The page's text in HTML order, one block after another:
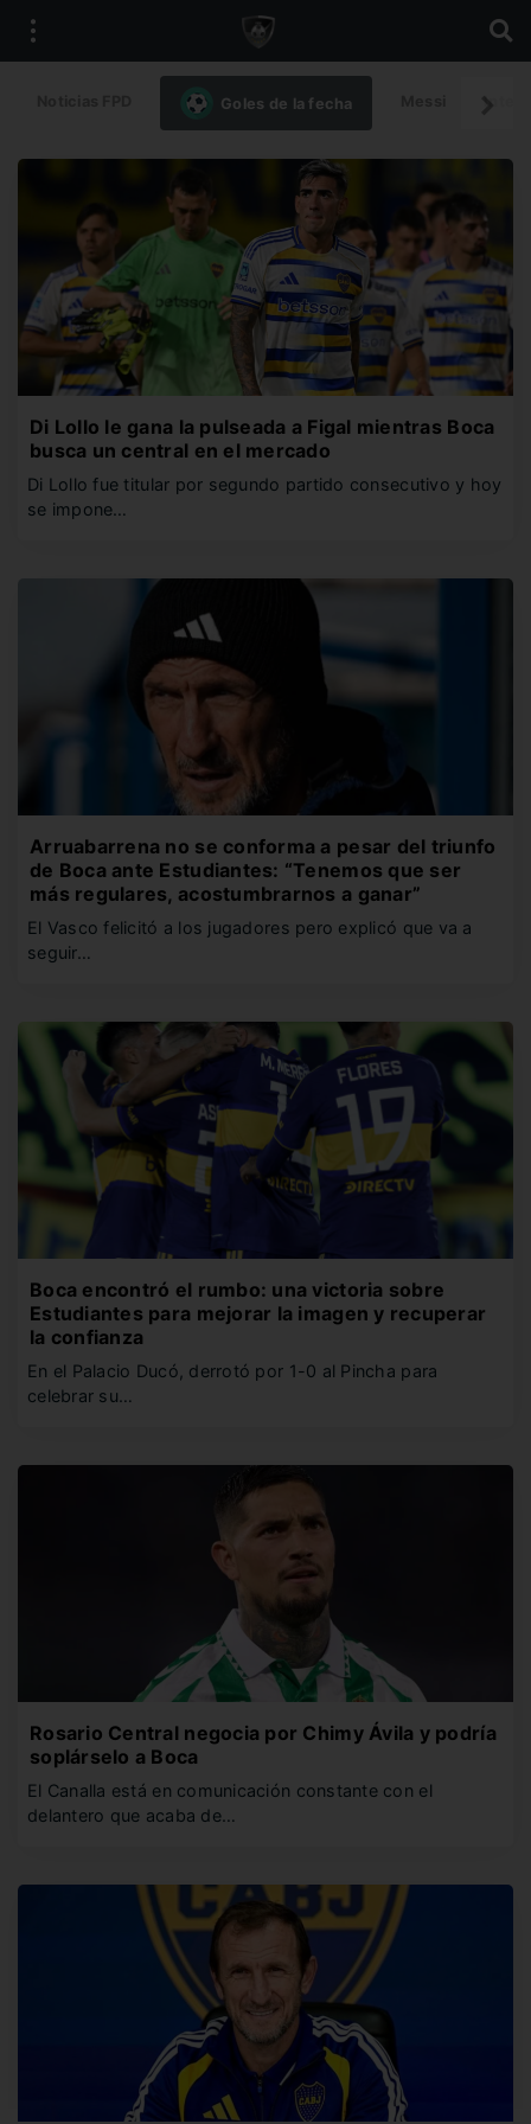
Goles de la fecha
Di Lollo le gana la pulseada a Figal mientras Boca
busca un central en el mercado
Di Lollo fue titular por segundo partido consecutivo y hoy
se impone…
Arruabarrena no se conforma a pesar del triunfo
de Boca ante Estudiantes: “Tenemos que ser
más regulares, acostumbrarnos a ganar”
El Vasco felicitó a los jugadores pero explicó que va a
seguir…
Boca encontró el rumbo: una victoria sobre
Estudiantes para mejorar la imagen y recuperar
la confianza
En el Palacio Ducó, derrotó por 1-0 al Pincha para
celebrar su…
Rosario Central negocia por Chimy Ávila y podría
soplárselo a Boca
El Canalla está en comunicación constante con el
delantero que acaba de…